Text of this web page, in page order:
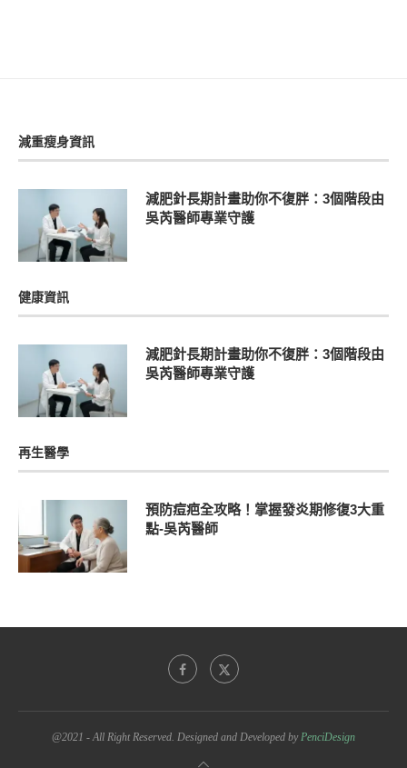
減重瘦身資訊
減肥針長期計畫助你不復胖：3個階段由
吳芮醫師專業守護
健康資訊
減肥針長期計畫助你不復胖：3個階段由
吳芮醫師專業守護
再生醫學
預防痘疤全攻略！掌握發炎期修復3大重
點-吳芮醫師
@2021 - All Right Reserved. Designed and Developed byPenciDesign